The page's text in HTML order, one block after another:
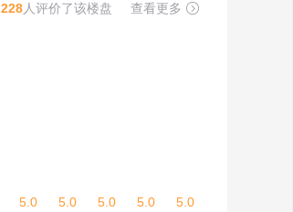
228人评价了该楼盘 查看更多 
5.0 5.0 5.0 5.0 5.0